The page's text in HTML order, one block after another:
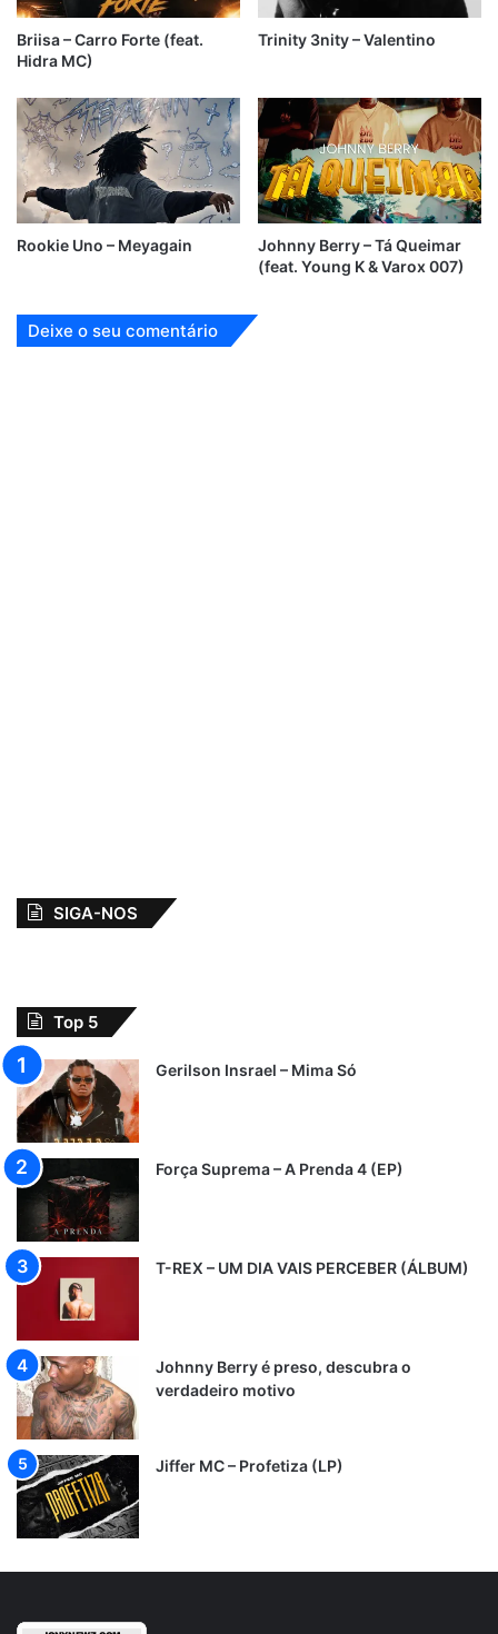
Briisa – Carro Forte (feat.
Hidra MC)
Trinity 3nity – Valentino
Rookie Uno – Meyagain
Johnny Berry – Tá Queimar
(feat. Young K & Varox 007)
Deixe o seu comentário
SIGA-NOS
Top 5
Gerilson Insrael – Mima Só
Força Suprema – A Prenda 4 (EP)
T-REX – UM DIA VAIS PERCEBER (ÁLBUM)
Johnny Berry é preso, descubra o
verdadeiro motivo
Jiffer MC – Profetiza (LP)